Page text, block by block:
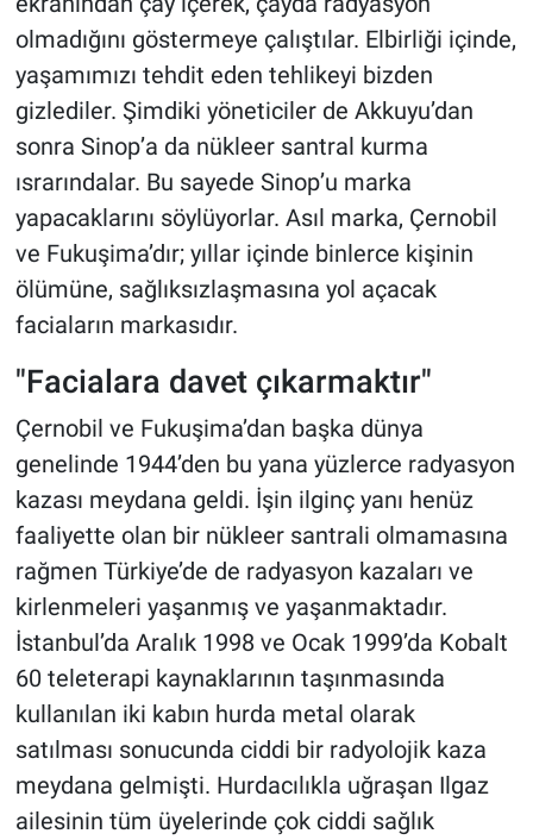
olmadığını göstermeye çalıştılar. Elbirliği içinde,
yaşamımızı tehdit eden tehlikeyi bizden
gizlediler. Şimdiki yöneticiler de Akkuyu’dan
sonra Sinop’a da nükleer santral kurma
ısrarındalar. Bu sayede Sinop’u marka
yapacaklarını söylüyorlar. Asıl marka, Çernobil
ve Fukuşima’dır; yıllar içinde binlerce kişinin
ölümüne, sağlıksızlaşmasına yol açacak
faciaların markasıdır.
"Facialara davet çıkarmaktır"
Çernobil ve Fukuşima’dan başka dünya
genelinde 1944’den bu yana yüzlerce radyasyon
kazası meydana geldi. İşin ilginç yanı henüz
faaliyette olan bir nükleer santrali olmamasına
rağmen Türkiye’de de radyasyon kazaları ve
kirlenmeleri yaşanmış ve yaşanmaktadır.
İstanbul’da Aralık 1998 ve Ocak 1999’da Kobalt
60 teleterapi kaynaklarının taşınmasında
kullanılan iki kabın hurda metal olarak
satılması sonucunda ciddi bir radyolojik kaza
meydana gelmişti. Hurdacılıkla uğraşan Ilgaz
ailesinin tüm üyelerinde çok ciddi sağlık